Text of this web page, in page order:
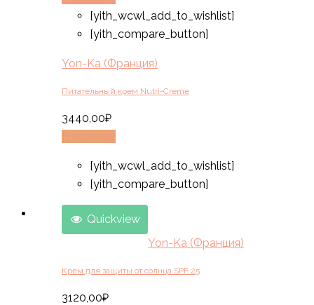
[yith_wcwl_add_to_wishlist]
[yith_compare_button]
Yon-Ka (Франция)
Питательный крем Nutri-Creme
3440,00₽
[yith_wcwl_add_to_wishlist]
[yith_compare_button]
Quickview
Yon-Ka (Франция)
Крем для защиты от солнца SPF 25
3120,00₽